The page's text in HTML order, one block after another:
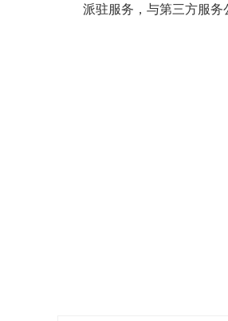
派驻服务，与第三方服务